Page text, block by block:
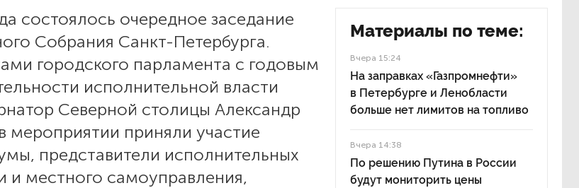
состоялось очередное заседание
Собрания Санкт-Петербурга.
городского парламента с годовым
исполнительной власти
Северной столицы Александр
мероприятии приняли участие
представители исполнительных
и местного самоуправления,
Материалы по теме:
Вчера 15:24
На заправках «Газпромнефти»
в Петербурге и Ленобласти
больше нет лимитов на топливо
Вчера 14:38
По решению Путина в России
будут мониторить цены